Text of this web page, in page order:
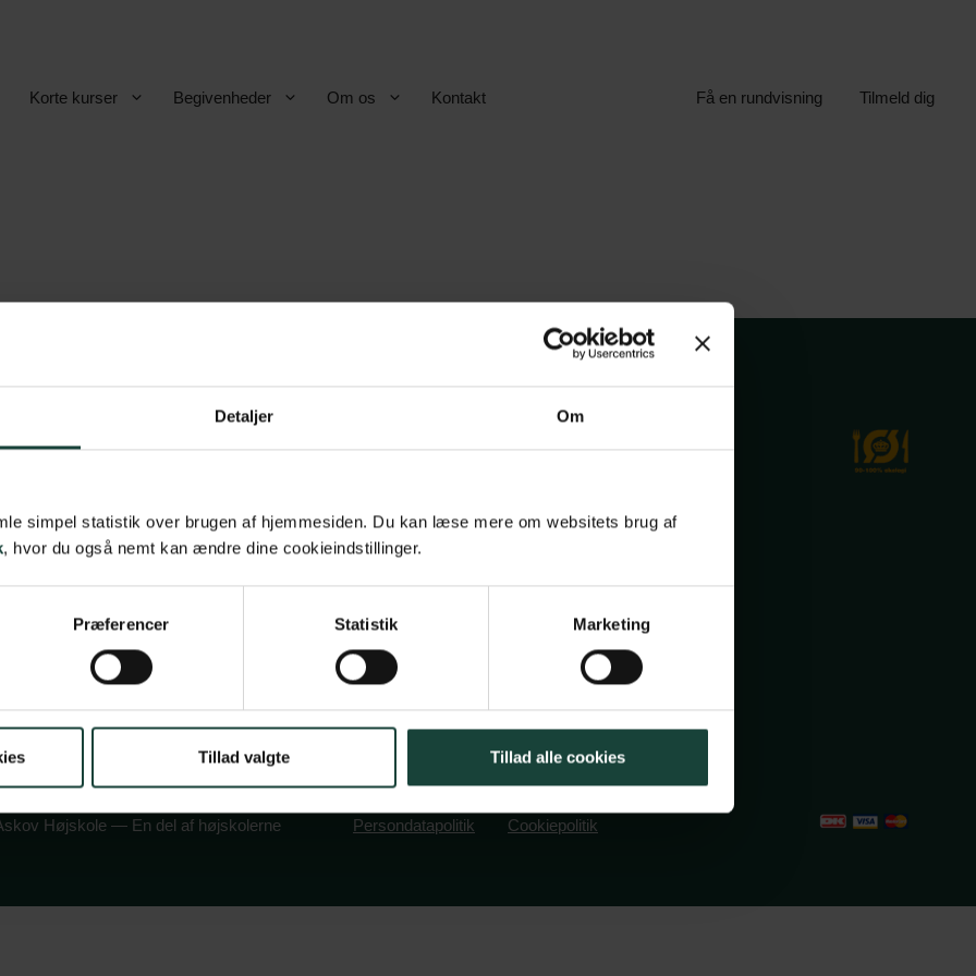
Detaljer Om
simpel statistik over brugen af hjemmesiden. Du kan læse mere om websitets brug af
, hvor du også nemt kan ændre dine cookieindstillinger.
Præferencer Statistik Marketing
Tillad valgte Tillad alle cookies
Korte kurser Begivenheder Om os Kontakt Få en rundvisning Tilmeld dig
6600 Vejen
7696 1800
EAN nr: 5790002491382
Persondatapolitik Cookiepolitik
Højskole — En del af højskolerne